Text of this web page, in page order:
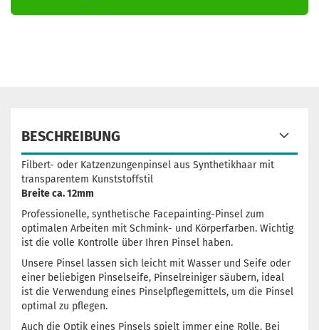
BESCHREIBUNG
Filbert- oder Katzenzungenpinsel aus Synthetikhaar mit
transparentem Kunststoffstil
Breite ca. 12mm
Professionelle, synthetische Facepainting-Pinsel zum
optimalen Arbeiten mit Schmink- und Körperfarben. Wichtig
ist die volle Kontrolle über Ihren Pinsel haben.
Unsere Pinsel lassen sich leicht mit Wasser und Seife oder
einer beliebigen Pinselseife, Pinselreiniger säubern, ideal
ist die Verwendung eines Pinselpflegemittels, um die Pinsel
optimal zu pflegen.
Auch die Optik eines Pinsels spielt immer eine Rolle. Bei